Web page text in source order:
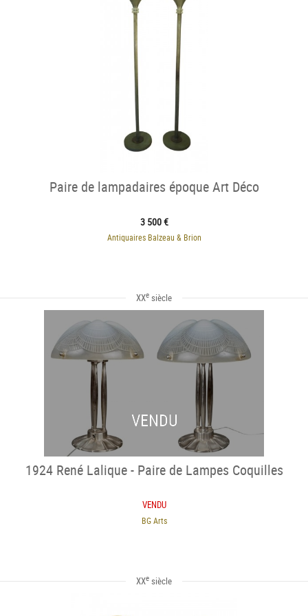
Paire de lampadaires époque Art Déco
3 500 €
Antiquaires Balzeau & Brion
XXe siècle
VENDU
1924 René Lalique - Paire de Lampes Coquilles
VENDU
BG Arts
XXe siècle